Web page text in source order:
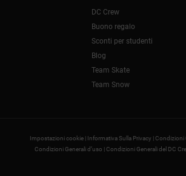
DC Crew
Buono regalo
Sconti per studenti
Blog
Team Skate
Team Snow
Impostazioni cookie | Informativa Sulla Privacy | Condizioni
Condizioni Generali d’uso | Condizioni Generali del DC